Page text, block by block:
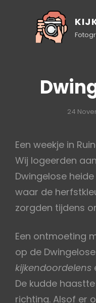
24
Een weekje in
Wij logeerden
Dwingelose
waar de
zorgden tijdens
Een ontmoeting
op de
kijkendoordelens
De kudde
richting. Alsof er